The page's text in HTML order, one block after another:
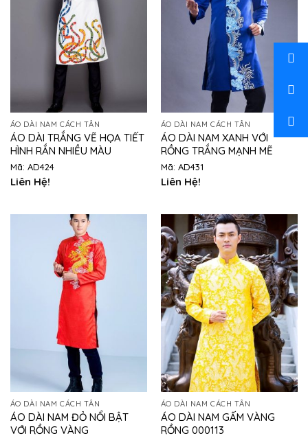
ÁO DÀI NAM CÁCH TÂN
ÁO DÀI TRẮNG VẼ HỌA TIẾT
HÌNH RẮN NHIỀU MÀU
Mã: AD424
Liên Hệ!
ÁO DÀI NAM CÁCH TÂN
ÁO DÀI NAM XANH VỚI
RỒNG TRẮNG MẠNH MẼ
Mã: AD431
Liên Hệ!
ÁO DÀI NAM CÁCH TÂN
ÁO DÀI NAM ĐỎ NỔI BẬT
VỚI RỒNG VÀNG
ÁO DÀI NAM CÁCH TÂN
ÁO DÀI NAM GẤM VÀNG
RỒNG 000113